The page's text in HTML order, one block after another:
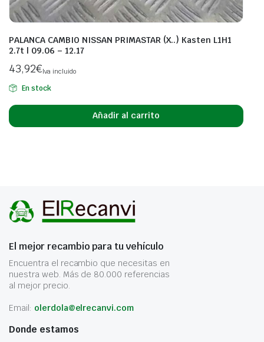
PALANCA CAMBIO NISSAN PRIMASTAR (X..) Kasten L1H1
2.7t | 09.06 – 12.17
43,92€Iva incluido
En stock
Añadir al carrito
El mejor recambio para tu vehículo
Encuentra el recambio que necesitas en
nuestra web. Más de 80.000 referencias
al mejor precio.
Email: olerdola@elrecanvi.com
Donde estamos